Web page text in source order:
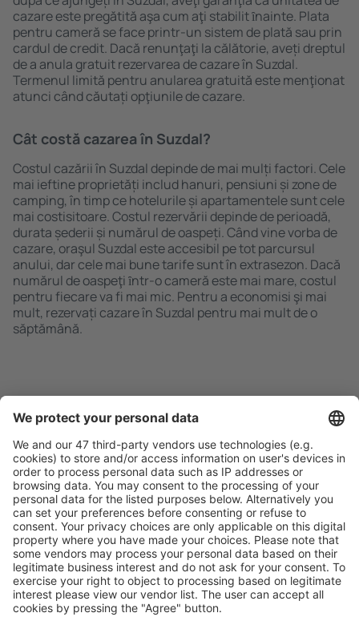
cazare este pregătită aşa cum aţi stabilit ȋnainte. Plata
pentru cameră se face printr-un sistem de plată sau prin
cardul de credit. Dacă renunţaţi la călătorie, aveți dreptul
de a anula gratuit rezervarea de cazare în Suzdal.
Termenul limită pentru anularea gratuită este menţionat
atunci când căutați opţiunile de cazare.
Cât costă cazarea în Suzdal?
Costul cazării în Suzdal depinde de mai mulți factori. Cele
mai ieftine proprietăți includ hanuri, pensiuni și zone de
camping, în timp ce hotelurile și apartamentele sunt cele
mai costisitoare. Costul rezervării depinde de perioadă,
durata șederii și numărul de oaspeți. Când vine vorba de
cazare, oraşul Suzdal este accesibil pe tot parcursul
anului, dar cele mai bune tarife sunt în extrasezon. Dacă
numărul de oaspeţi ȋntr-o cameră este mai mare, costul
pentru fiecare va fi mai mic. Pentru a economisi şi mai
mult, rezervați cazare în Suzdal pentru mai mult de o
săptămână.
Caută rapid şi uşor
Ofertă adaptată aşteptărilor tale.
Planifică ȋn siguranţă
Rezervare fără griji cu opțiune gratuită de anulare.
Economiseşte mai mult
Prețuri atractive și oferte speciale pentru utilizatorii
conectați.